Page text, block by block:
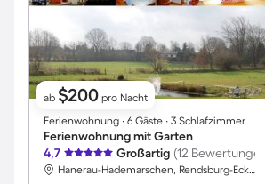
ab $200 pro Nacht
Ferienwohnung ∙ 6 Gäste ∙ 3 Schlafzimmer
Ferienwohnung mit Garten
4,7
Großartig (12 Bewertungen)
Hanerau-Hademarschen, Rendsburg-Eckernförde, Deutschland